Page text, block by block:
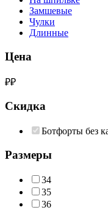
Замшевые
Чулки
Длинные
Цена
₽₽
Скидка
Ботфорты без
Размеры
34
35
36